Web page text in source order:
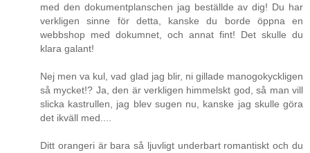
med den dokumentplanschen jag beställde av dig! Du har
verkligen sinne för detta, kanske du borde öppna en
webbshop med dokumnet, och annat fint! Det skulle du
klara galant!
Nej men va kul, vad glad jag blir, ni gillade manogokyckligen
så mycket!? Ja, den är verkligen himmelskt god, så man vill
slicka kastrullen, jag blev sugen nu, kanske jag skulle göra
det ikväll med....
Ditt orangeri är bara så ljuvligt underbart romantiskt och du